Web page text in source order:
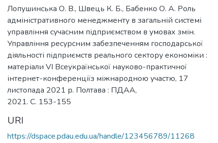
Лопушинська О. В., Швець К. Б., Бабенко О. А. Роль
адміністративного менеджменту в загальній системі
управління сучасним підприємством в умовах змін.
Управління ресурсним забезпеченням господарської
діяльності підприємств реального сектору економіки :
матеріали VІ Всеукраїнської науково-практичної
інтернет-конференціїз міжнародною участю, 17
листопада 2021 р. Полтава : ПДАА,
2021. С. 153-155
URI
https://dspace.pdau.edu.ua/handle/123456789/11268